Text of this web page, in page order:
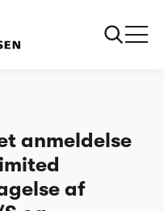
A/S og
anmeldelse
af